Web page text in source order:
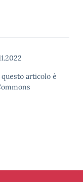
articolo è